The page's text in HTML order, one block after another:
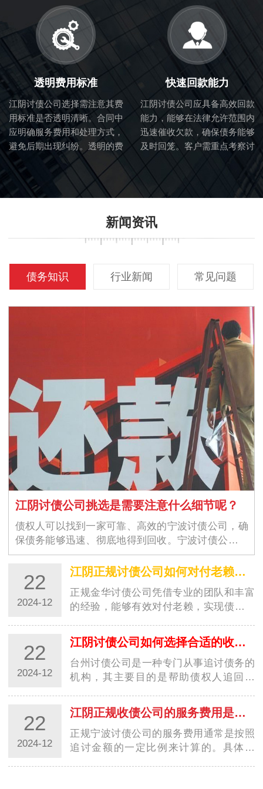
服务质量。
透明费用标准
江阴讨债公司选择需注意其费
用标准是否透明清晰。合同中
应明确服务费用和处理方式，
避免后期出现纠纷。透明的费
用标准也体现了讨债公司的诚
信度。
快速回款能力
江阴讨债公司应具备高效回款
能力，能够在法律允许范围内
迅速催收欠款，确保债务能够
及时回笼。客户需重点考察讨
新闻资讯
债务知识 行业新闻 常见问题
江阴讨债公司挑选是需要注意什么细节呢？
债权人可以找到一家可靠、高效的宁波讨债公司，确
保债务能够迅速、彻底地得到回收。宁波讨债公司的
选择不仅仅是为了解决眼前…
22
2024-12
江阴正规讨债公司如何对付老赖？都有哪些高招？
正规金华讨债公司凭借专业的团队和丰富
的经验，能够有效对付老赖，实现债务追
更加规范…
22
2024-12
江阴讨债公司如何选择合适的收费方式？
台州讨债公司是一种专门从事追讨债务的
机构，其主要目的是帮助债权人追回欠
要考虑多种…
22
2024-12
江阴正规收债公司的服务费用是如何计算的？
正规宁波讨债公司的服务费用通常是按照
追讨金额的一定比例来计算的。具体来